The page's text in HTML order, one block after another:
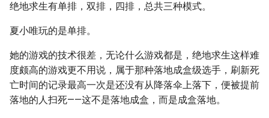
绝地求生有单排，双排，四排，总共三种模式。
夏小唯玩的是单排。
她的游戏的技术很差，无论什么游戏都是，绝地求生这样难
度颇高的游戏更不用说，属于那种落地成盒级选手，刷新死
亡时间的记录最高一次是还没有从降落伞上落下，便被提前
落地的人扫死——这不是落地成盒，而是成盒落地。